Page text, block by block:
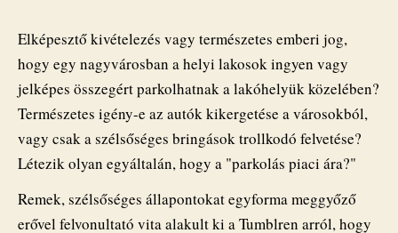
helyi
lakosoknak?
bejegyzéshez
Elképesztő kivételezés vagy természetes emberi jog,
hogy egy nagyvárosban a helyi lakosok ingyen vagy
jelképes összegért parkolhatnak a lakóhelyük közelében?
Természetes igény-e az autók kikergetése a városokból,
vagy csak a szélsőséges bringások trollkodó felvetése?
Létezik olyan egyáltalán, hogy a "parkolás piaci ára?"
Remek, szélsőséges állapontokat egyforma meggyőző
erővel felvonultató vita alakult ki a Tumblren arról, hogy